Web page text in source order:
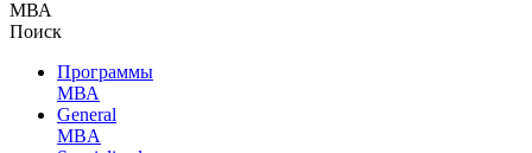
МВА
Поиск
Программы
МВА
General
MBA